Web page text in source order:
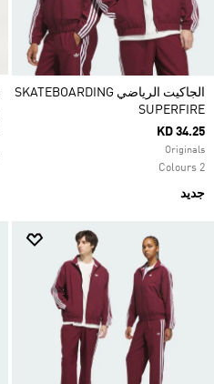
الجاكيت الرياضي SKATEBOARDING
SUPERFIRE
KD 34.25
Originals
2 Colours
جديد